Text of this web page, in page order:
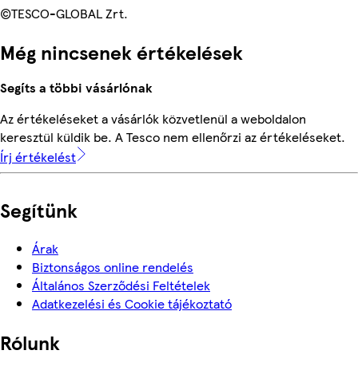
©TESCO-GLOBAL Zrt.
Még nincsenek értékelések
Segíts a többi vásárlónak
Az értékeléseket a vásárlók közvetlenül a weboldalon
keresztül küldik be. A Tesco nem ellenőrzi az értékeléseket.
Írj értékelést
Segítünk
Árak
Biztonságos online rendelés
Általános Szerződési Feltételek
Adatkezelési és Cookie tájékoztató
Rólunk